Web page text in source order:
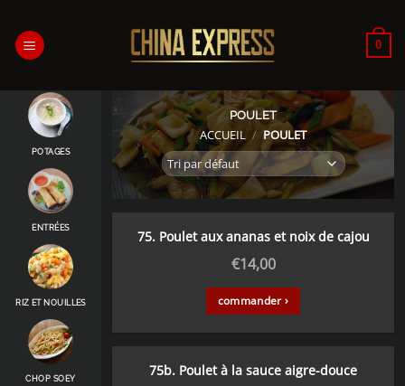
contenu
0
POTAGES
ENTRÉES
RIZ ET NOUILLES
CHOP SOEY
POULET
ACCUEIL / POULET
75. Poulet aux ananas et noix de cajou
€14,00
commander ›
75b. Poulet à la sauce aigre-douce